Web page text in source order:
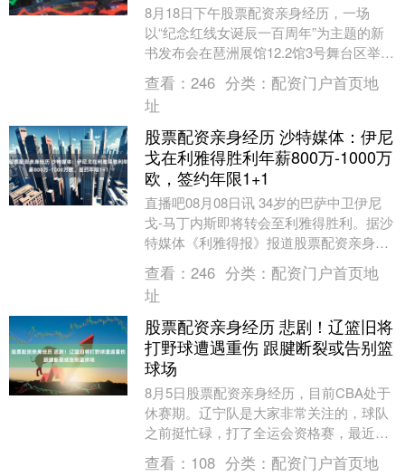
8月18日下午股票配资亲身经历，一场
以“纪念红线女诞辰一百周年”为主题的新
书发布会在琶洲展馆12.2馆3号舞台区举
行。粤剧艺术大师红线女之子、中国香港
著名军事评....
查看： 246 分类： 配资门户首页地
址
股票配资亲身经历 沙特媒体：伊尼
戈在利雅得胜利年薪800万-1000万
欧，签约年限1+1
直播吧08月08日讯 34岁的巴萨中卫伊尼
戈-马丁内斯即将转会至利雅得胜利。据沙
特媒体《利雅得报》报道股票配资亲身经
历，伊尼戈将在沙特拿超过800万欧的年
薪。 ....
查看： 246 分类： 配资门户首页地
址
股票配资亲身经历 悲剧！辽篮旧将
打野球遭遇重伤 跟腱断裂或告别篮
球场
8月5日股票配资亲身经历，目前CBA处于
休赛期。辽宁队是大家非常关注的，球队
之前挺忙碌，打了全运会资格赛，最近则
在夏训。辽宁队这些年有很多球员进进出
出，不久前我....
查看： 108 分类： 配资门户首页地